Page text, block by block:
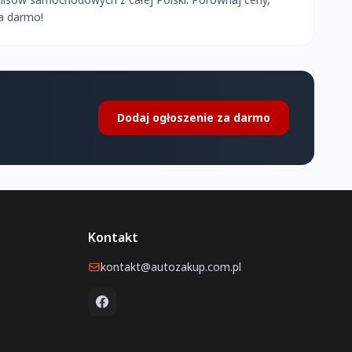
darmo!
Dodaj ogłoszenie za darmo
Kontakt
kontakt@autozakup.com.pl